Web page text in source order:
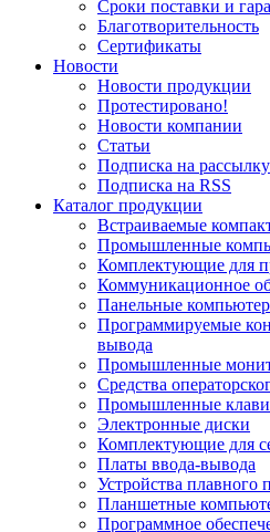
Сроки поставки и
Благотворительность
Сертификаты
Новости
Новости продукции
Протестировано!
Новости компании
Статьи
Подписка на рассылку
Подписка на RSS
Каталог продукции
Встраиваемые
Промышленные
Комплектующие для
Коммуникационное
Панельные
Программируемые
вывода
Промышленные
Средства
Промышленные
Электронные диски
Комплектующие для
Платы ввода-вывода
Устройства плавного
Планшетные
Программное